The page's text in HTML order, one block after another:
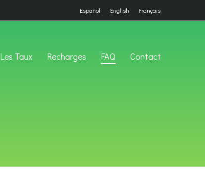
Español English Français
Les Taux Recharges FAQ Contact